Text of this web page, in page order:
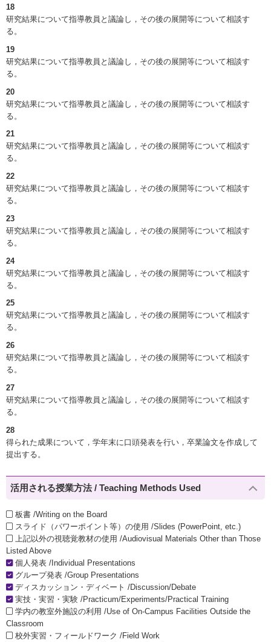
18
研究結果について指導教員と議論し，その後の展開等について相談す
る。
19
研究結果について指導教員と議論し，その後の展開等について相談す
る。
20
研究結果について指導教員と議論し，その後の展開等について相談す
る。
21
研究結果について指導教員と議論し，その後の展開等について相談す
る。
22
研究結果について指導教員と議論し，その後の展開等について相談す
る。
23
研究結果について指導教員と議論し，その後の展開等について相談す
る。
24
研究結果について指導教員と議論し，その後の展開等について相談す
る。
25
研究結果について指導教員と議論し，その後の展開等について相談す
る。
26
研究結果について指導教員と議論し，その後の展開等について相談す
る。
27
研究結果について指導教員と議論し，その後の展開等について相談す
る。
28
得られた成果について，学年末に口頭発表を行い，卒業論文を作成して
提出する。
活用される授業方法 / Teaching Methods Used
板書 /Writing on the Board
スライド（パワーポイント等）の使用 /Slides (PowerPoint, etc.)
上記以外の視聴覚教材の使用 /Audiovisual Materials Other than Those
Listed Above
個人発表 /Individual Presentations
グループ発表 /Group Presentations
ディスカッション・ディベート /Discussion/Debate
実技・実習・実験 /Practicum/Experiments/Practical Training
学内の教室外施設の利用 /Use of On-Campus Facilities Outside the
Classroom
校外実習・フィールドワーク /Field Work